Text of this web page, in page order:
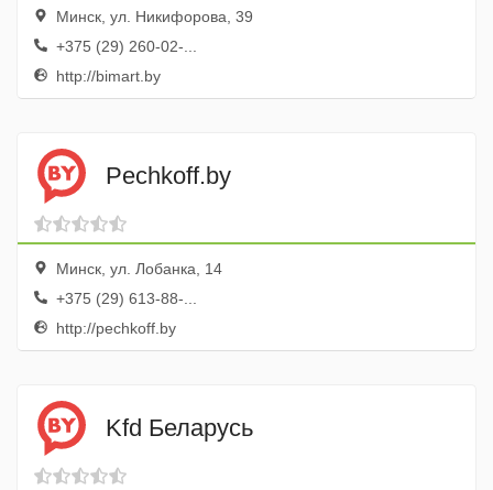
Минск, ул. Никифорова, 39
+375 (29) 260-02-...
http://bimart.by
Pechkoff.by
Минск, ул. Лобанка, 14
+375 (29) 613-88-...
http://pechkoff.by
Kfd Беларусь